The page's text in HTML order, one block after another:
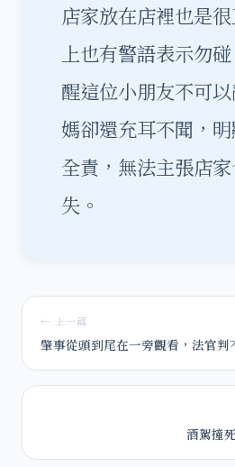
店家放在店裡也是
上也有警語表示勿
醒這位小朋友不可
媽卻還充耳不聞，
全責，無法主張店
失。
← 上一篇
肇事從頭到尾在一旁觀看，法官判
酒駕撞